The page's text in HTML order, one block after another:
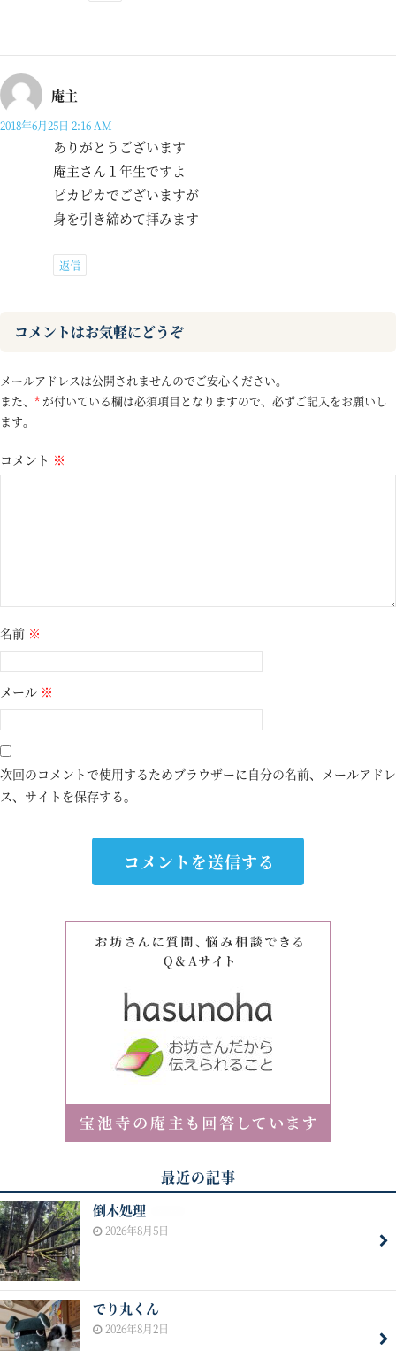
庵主
2018年6月25日 2:16 AM
ありがとうございます
庵主さん１年生ですよ
ピカピカでございますが
身を引き締めて拝みます
返信
コメントはお気軽にどうぞ
メールアドレスは公開されませんのでご安心ください。
また、 * が付いている欄は必須項目となりますので、必ずご記入をお願いし
ます。
コメント ※
名前 ※
メール ※
次回のコメントで使用するためブラウザーに自分の名前、メールアドレ
ス、サイトを保存する。
最近の記事
倒木処理
2026年8月5日
でり丸くん
2026年8月2日